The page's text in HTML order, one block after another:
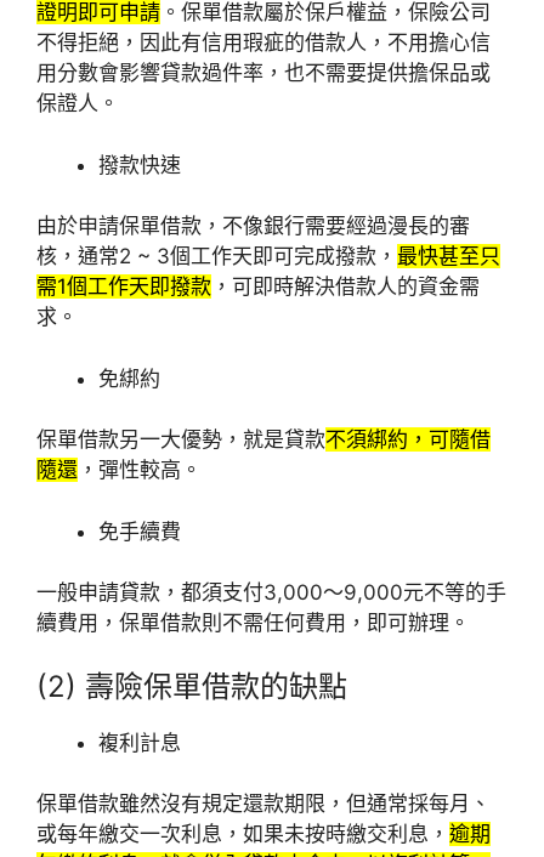
證明即可申請 。保單借款屬於保戶權益，保險公司
不得拒絕，因此有信用瑕疵的借款人，不用擔心信
用分數會影響貸款過件率，也不需要提供擔保品或
保證人。
撥款快速
由於申請保單借款，不像銀行需要經過漫長的審
核，通常2 ~ 3個工作天即可完成撥款， 最快甚至只
需1個工作天即撥款 ，可即時解決借款人的資金需
求。
免綁約
保單借款另一大優勢，就是貸款不須綁約，可隨借
隨還 ，彈性較高。
免手續費
一般申請貸款，都須支付3,000～9,000元不等的手
續費用，保單借款則不需任何費用，即可辦理。
(2) 壽險保單借款的缺點
複利計息
保單借款雖然沒有規定還款期限，但通常採每月、
或每年繳交一次利息，如果未按時繳交利息， 逾期